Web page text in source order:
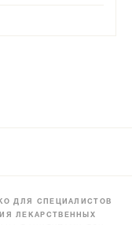
ДЛЯ СПЕЦИАЛИСТОВ
ЛЕКАРСТВЕННЫХ